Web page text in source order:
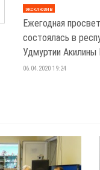
эксклюзив
Ежегодная
состоялась в
Удмуртии Акилины
06.04.2020 19:24